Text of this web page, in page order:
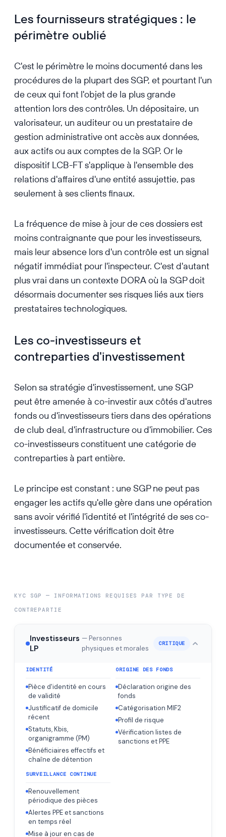
Les fournisseurs stratégiques : le
périmètre oublié
C'est le périmètre le moins documenté dans les
procédures de la plupart des SGP, et pourtant l'un
de ceux qui font l'objet de la plus grande
attention lors des contrôles. Un dépositaire, un
valorisateur, un auditeur ou un prestataire de
gestion administrative ont accès aux données,
aux actifs ou aux comptes de la SGP. Or le
dispositif LCB-FT s'applique à l'ensemble des
relations d'affaires d'une entité assujettie, pas
seulement à ses clients finaux.
La fréquence de mise à jour de ces dossiers est
moins contraignante que pour les investisseurs,
mais leur absence lors d'un contrôle est un signal
négatif immédiat pour l'inspecteur. C'est d'autant
plus vrai dans un contexte DORA où la SGP doit
désormais documenter ses risques liés aux tiers
prestataires technologiques.
Les co-investisseurs et
contreparties d'investissement
Selon sa stratégie d'investissement, une SGP
peut être amenée à co-investir aux côtés d'autres
fonds ou d'investisseurs tiers dans des opérations
de club deal, d'infrastructure ou d'immobilier. Ces
co-investisseurs constituent une catégorie de
contreparties à part entière.
Le principe est constant : une SGP ne peut pas
engager les actifs qu'elle gère dans une opération
sans avoir vérifié l'identité et l'intégrité de ses co-
investisseurs. Cette vérification doit être
documentée et conservée.
KYC SGP — INFORMATIONS REQUISES PAR TYPE DE
CONTREPARTIE
Investisseurs
LP
— Personnes
physiques et morales
CRITIQUE
IDENTITÉ
Pièce d'identité en cours
de validité
Justificatif de domicile
récent
Statuts, Kbis,
organigramme (PM)
Bénéficiaires effectifs et
chaîne de détention
ORIGINE DES FONDS
Déclaration origine des
fonds
Catégorisation MIF2
Profil de risque
Vérification listes de
sanctions et PPE
SURVEILLANCE CONTINUE
Renouvellement
périodique des pièces
Alertes PPE et sanctions
en temps réel
Mise à jour en cas de